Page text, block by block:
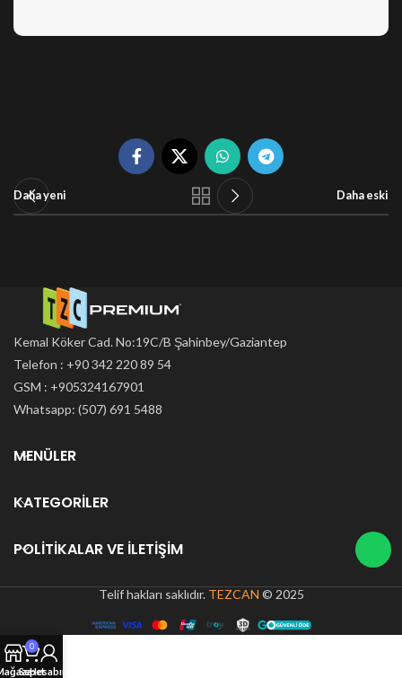
Daha yeni Daha eski
Kemal Köker Cad. No:19C/B Şahinbey/Gaziantep
Telefon : +90 342 220 89 54
GSM : +905324167901
Whatsapp: (507) 691 5488
MENÜLER
KATEGORILER
POLITIKALAR VE İLETIŞIM
Telif hakları saklıdır. TEZCAN © 2025
0
Sepet
Hesabım